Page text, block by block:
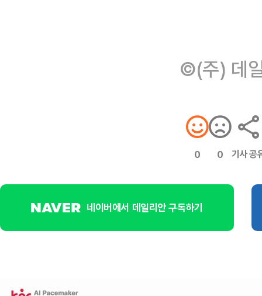
©(주) 데
0 0 기사 공
네이버에서 데일리안 구독하기